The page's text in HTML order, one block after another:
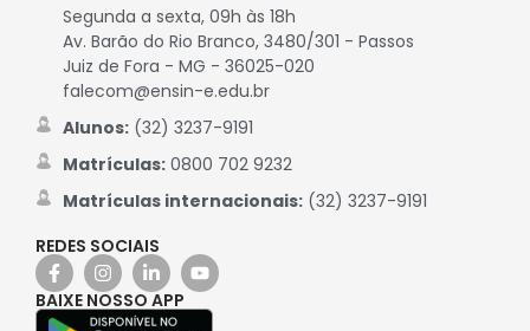
Segunda a sexta, 09h às 18h
Av. Barão do Rio Branco, 3480/301 - Passos
Juiz de Fora - MG - 36025-020
falecom@ensin-e.edu.br
Alunos:(32) 3237-9191
Matrículas:0800 702 9232
Matrículas internacionais:(32) 3237-9191
REDES SOCIAIS
BAIXE NOSSO APP